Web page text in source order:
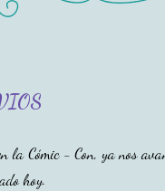
la Cómic - Con, ya nos
hoy.